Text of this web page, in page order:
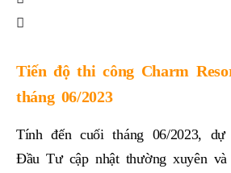
Tiến độ thi công Charm
tháng 06/2023
Tính đến cuối tháng 06/2023,
Đầu Tư cập nhật thường xuyên và